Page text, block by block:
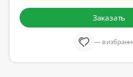
Заказать
— в